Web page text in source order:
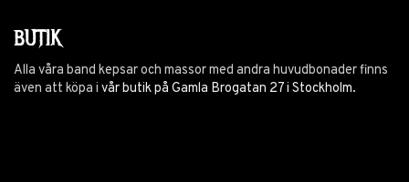
BUTIK
Alla våra band kepsar och massor med andra huvudbonader finns
även att köpa i vår butik på Gamla Brogatan 27 i Stockholm.